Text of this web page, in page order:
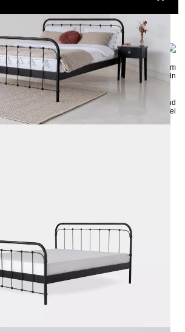
gibt es in ganz bunten Farben, passend zum
Rundungen und den kleinen gerillten Eisenkugeln
und charmant.
der Mitte eine Längstraverse mit einem Stützfuß und
Auflageleisten, so können sowohl ein als auch zwei
reingelegt werden.
2,8 cm
(in 2 Kartons)